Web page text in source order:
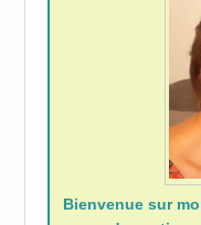
Bienvenue sur